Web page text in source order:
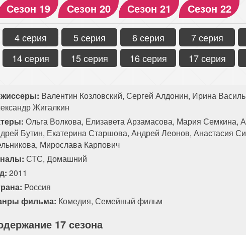
Сезон 19
Сезон 20 Сезон 21 Сезон 22
4 серия 5 серия 6 серия 7 серия
14 серия 15 серия 16 серия 17 серия
Валентин Козловский, Сергей Алдонин, Ирина
Жигалкин
Ольга Волкова, Елизавета Арзамасова, Мария Семкина,
Бутин, Екатерина Старшова, Андрей Леонов, Анастасия
Мирослава Карпович
СТС, Домашний
2011
Россия
фильма: Комедия, Семейный фильм
17 сезона